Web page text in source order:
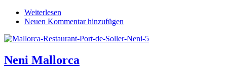
Weiterlesen
Can
Neuen Kommentar hinzufügen
Neni Mallorca